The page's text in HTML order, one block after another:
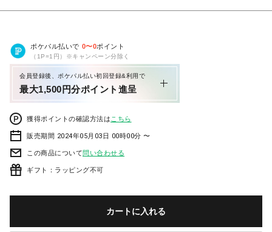
ポケパル払いで 0〜0ポイント
（1P=1円）※キャンペーン分除く
会員登録後、ポケパル払い初回登録&利用で
最大1,500円分ポイント進呈
獲得ポイントの確認方法は こちら
販売期間 2024年05月03日 00時00分 〜
この商品について問い合わせる
ギフト：ラッピング不可
カートに入れる